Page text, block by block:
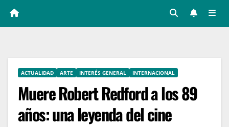
ACTUALIDAD ARTE INTERÉS GENERAL INTERNACIONAL
Muere Robert Redford a los 89
años: una leyenda del cine